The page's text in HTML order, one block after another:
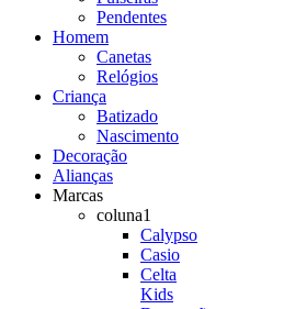
Pendentes
Homem
Canetas
Relógios
Criança
Batizado
Nascimento
Decoração
Alianças
Marcas
coluna1
Calypso
Casio
Celta
Kids